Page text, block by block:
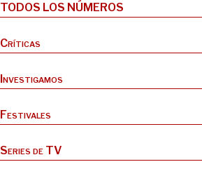
TODOS LOS NÚMEROS
Críticas
Investigamos
Festivales
Series de TV